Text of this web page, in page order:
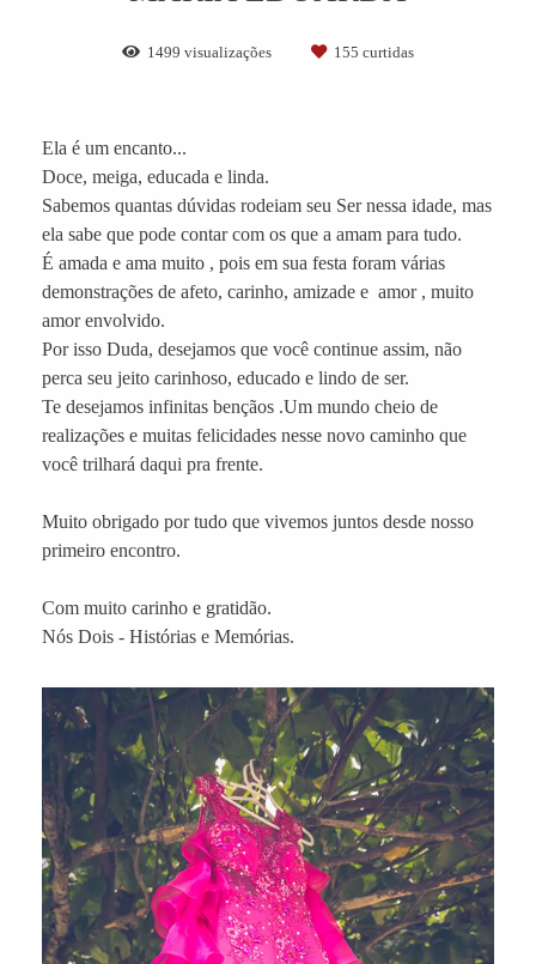
1499 visualizações 155 curtidas
Ela é um encanto...
Doce, meiga, educada e linda.
Sabemos quantas dúvidas rodeiam seu Ser nessa idade, mas
ela sabe que pode contar com os que a amam para tudo.
É amada e ama muito , pois em sua festa foram várias
demonstrações de afeto, carinho, amizade e amor , muito
amor envolvido.
Por isso Duda, desejamos que você continue assim, não
perca seu jeito carinhoso, educado e lindo de ser.
Te desejamos infinitas bençãos .Um mundo cheio de
realizações e muitas felicidades nesse novo caminho que
você trilhará daqui pra frente.
Muito obrigado por tudo que vivemos juntos desde nosso
primeiro encontro.
Com muito carinho e gratidão.
Nós Dois - Histórias e Memórias.